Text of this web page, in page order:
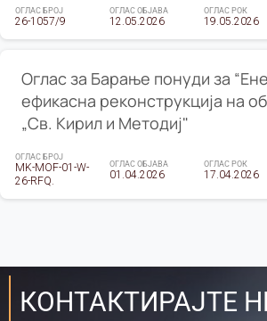
ОГЛАС БРОЈ
26-1057/9
ОГЛАС ОБЈАВА
12.05.2026
ОГЛАС РОК
19.05.2026
Оглас за Барање понуди за
ефикасна реконструкција на
„Св. Кирил и Методиј"
ОГЛАС БРОЈ
MK-MOF-01-W-
26-RFQ.
ОГЛАС ОБЈАВА
01.04.2026
ОГЛАС РОК
17.04.2026
КОНТАКТИРАЈТЕ